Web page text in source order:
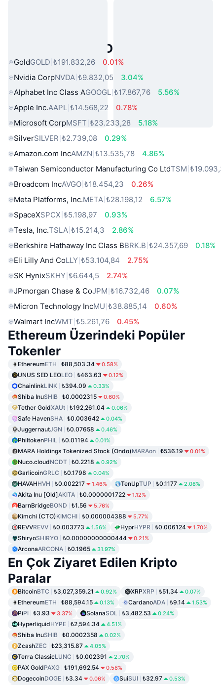
Popüler Gerçek Dünya Varlıkları
GoldGOLD ₺191.832,26
0.01%
Nvidia CorpNVDA ₺9.832,05
3.04%
Alphabet Inc Class AGOOGL ₺17.867,76
5.56%
Apple Inc.AAPL ₺14.568,22
0.78%
Microsoft CorpMSFT ₺23.233,28
5.18%
SilverSILVER ₺2.739,08
0.29%
Amazon.com IncAMZN ₺13.535,78
4.86%
Taiwan Semiconductor Manufacturing Co LtdTSM
Broadcom IncAVGO ₺18.454,23
0.26%
Meta Platforms, Inc.META ₺28.198,12
6.57%
SpaceXSPCX ₺5.198,97
0.93%
Tesla, Inc.TSLA ₺15.214,3
2.86%
Berkshire Hathaway Inc Class BBRK.B ₺24.357,69
0.18%
Eli Lilly And CoLLY ₺53.104,84
2.75%
SK HynixSKHY ₺6.644,5
2.74%
JPmorgan Chase & CoJPM ₺16.732,46
0.07%
Micron Technology IncMU ₺38.885,14
0.60%
Walmart IncWMT ₺5.261,76 0.45%
Ethereum Üzerindeki Popüler
Tokenler
EthereumETH ₺88,503.34 0.58%
UNUS SED LEOLEO ₺463.63 0.12%
ChainlinkLINK ₺394.09 0.33%
Shiba InuSHIB ₺0.0002315 0.60%
Tether GoldXAUt ₺192,261.04 0.06%
Safe HavenSHA ₺0.003642 0.04%
JuggernautJGN ₺0.07658 0.46%
PhiltokenPHIL ₺0.01194 0.01%
MARA Holdings Tokenized Stock (Ondo)MARAon ₺536.19 0.01%
Nuco.cloudNCDT ₺0.2218 0.92%
GarlicoinGRLC ₺0.1798 0.04%
HAVAHHVH ₺0.002217 1.46% TenUpTUP ₺0.1177 2.08%
Akita Inu [Old]AKITA ₺0.0000001722 1.12%
BarnBridgeBOND ₺1.56 5.76%
Kimchi (CTO)KIMCHI ₺0.000004388 5.77%
REVVREVV ₺0.003773 1.56% HyprHYPR ₺0.006124 1.70%
ShiryoSHIRYO ₺0.00000000000444 0.21%
ArconaARCONA ₺0.1965 31.97%
En Çok Ziyaret Edilen Kripto
Paralar
BitcoinBTC ₺3,027,359.21 0.92% XRPXRP ₺51.34 0.07%
EthereumETH ₺88,594.15 0.13% CardanoADA ₺9.14 1.53%
PiPI ₺3.93 3.37% SolanaSOL ₺3,482.53 0.24%
HyperliquidHYPE ₺2,594.34 4.51%
Shiba InuSHIB ₺0.0002358 0.02%
ZcashZEC ₺23,315.87 4.05%
Terra ClassicLUNC ₺0.002391 2.70%
PAX GoldPAXG ₺191,692.54 0.58%
DogecoinDOGE ₺3.34 0.06% SuiSUI ₺32.97 0.53%